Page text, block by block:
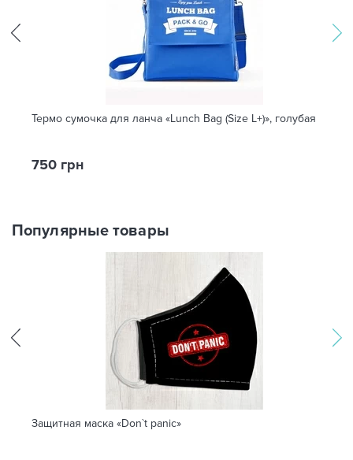
Термо сумочка для ланча «Lunch Bag (Size L+)», голубая
750 грн
Популярные товары
Защитная маска «Don`t panic»